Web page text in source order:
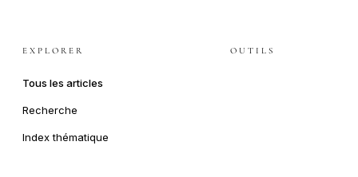
EXPLORER
Tous les articles
Recherche
Index thématique
OUTILS